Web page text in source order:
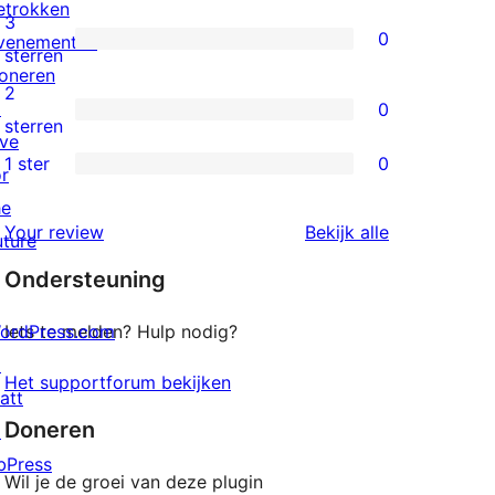
beoordeling
4
sterren
beoordelingen
0
3
sterren
beoordelingen
3
sterren
0
0
2
sterren
beoordelingen
2
sterren
0
0
1
sterren
beoordelingen
1 ster 0
Your review Bekijk alle
Ondersteuning
Iets te melden? Hulp nodig?
Het supportforum bekijken
Doneren
Wil je de groei van deze plugin